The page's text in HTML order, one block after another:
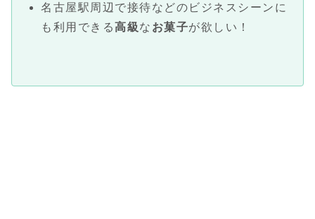
名古屋駅周辺で接待などのビジネスシーンに
も利用できる高級な お菓子が欲しい！